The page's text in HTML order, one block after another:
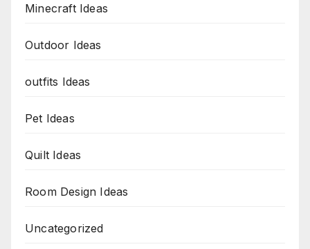
Minecraft Ideas
Outdoor Ideas
outfits Ideas
Pet Ideas
Quilt Ideas
Room Design Ideas
Uncategorized